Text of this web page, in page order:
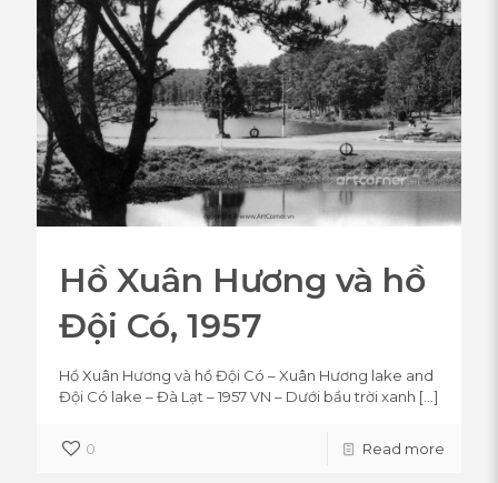
Hồ Xuân Hương và hồ
Đội Có, 1957
Hồ Xuân Hương và hồ Đội Có – Xuân Hương lake and
Đội Có lake – Đà Lạt – 1957 VN – Dưới bầu trời xanh […]
0 Read more